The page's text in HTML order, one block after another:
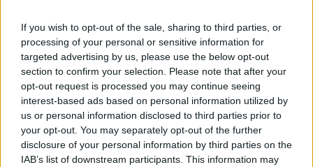
If you wish to opt-out of the sale, sharing to third parties, or
processing of your personal or sensitive information for
targeted advertising by us, please use the below opt-out
section to confirm your selection. Please note that after your
opt-out request is processed you may continue seeing
interest-based ads based on personal information utilized by
us or personal information disclosed to third parties prior to
your opt-out. You may separately opt-out of the further
disclosure of your personal information by third parties on the
IAB’s list of downstream participants. This information may
Γυναικών ΕΣΠΕΔΑ καθώς μετά τα αποτελέσματα της 11ης
αγωνιστικής, Δραπετσώνα, Φοίνικας, Μοσχάτο, έχουν πολύ
μικρές βαθμολογικές διαφορές μεταξύ τους και κυνηγούν με
πάθος την άνοδο τους.